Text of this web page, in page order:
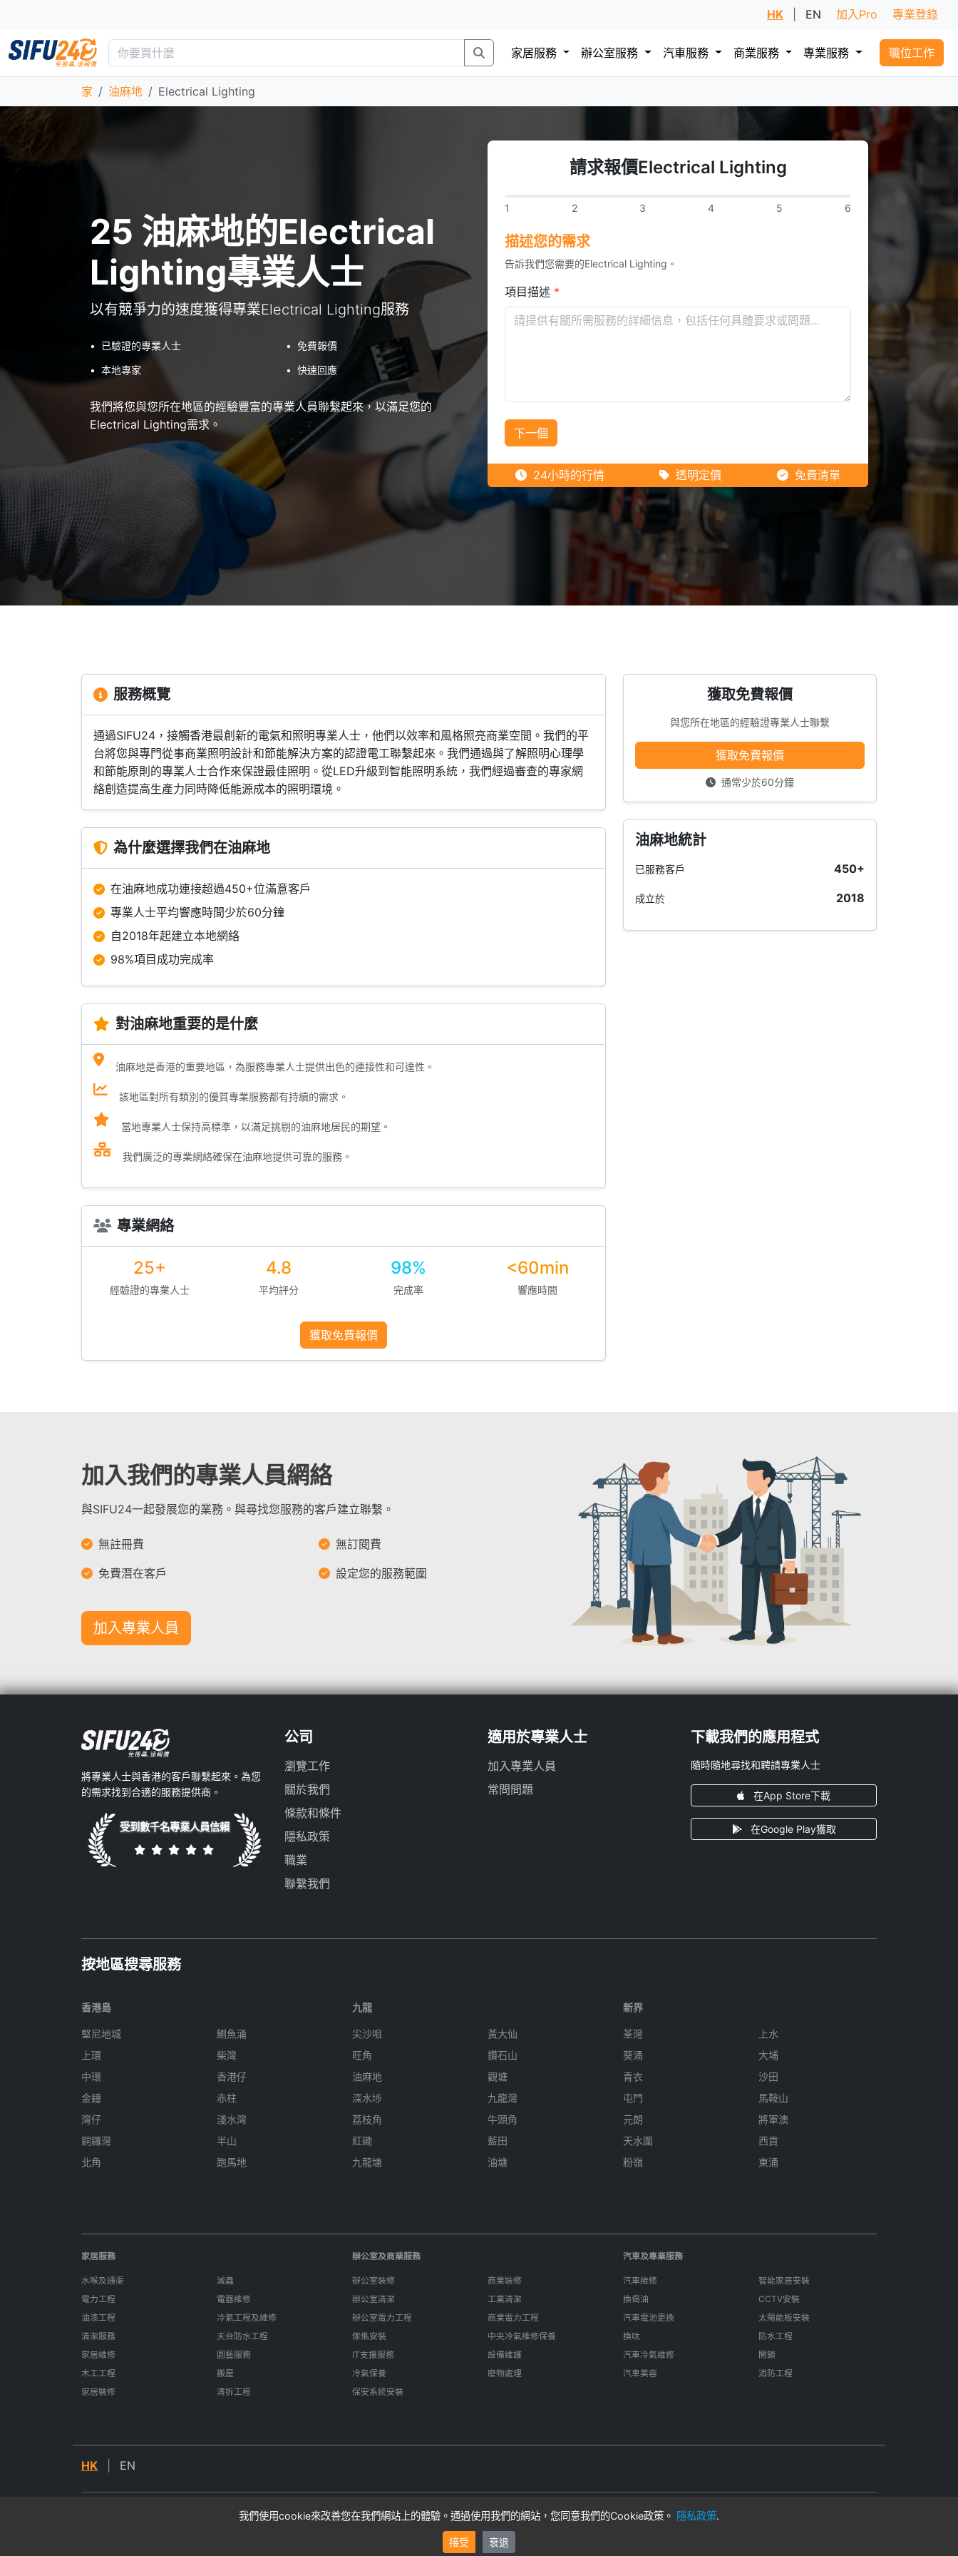
HK EN 加入Pro 專業登錄
家居服務 辦公室服務 汽車服務 商業服務 專業服務 職位工作
家 油麻地 Electrical Lighting
25 油麻地的Electrical
Lighting專業人士
以有競爭力的速度獲得專業Electrical Lighting服務
• 已驗證的專業人士 • 免費報價
• 本地專家 • 快速回應
我們將您與您所在地區的經驗豐富的專業人員聯繫起來，以滿足您的
Electrical Lighting需求。
請求報價Electrical Lighting
1 2 3 4 5 6
描述您的需求
告訴我們您需要的Electrical Lighting。
項目描述 *
下一個
24小時的行情 透明定價 免費清單
服務概覽
通過SIFU24，接觸香港最創新的電氣和照明專業人士，他們以效率和風格照亮商業空間。我們的平
台將您與專門從事商業照明設計和節能解決方案的認證電工聯繫起來。我們通過與了解照明心理學
和節能原則的專業人士合作來保證最佳照明。從LED升級到智能照明系統，我們經過審查的專家網
絡創造提高生產力同時降低能源成本的照明環境。
為什麼選擇我們在油麻地
在油麻地成功連接超過450+位滿意客戶
專業人士平均響應時間少於60分鐘
自2018年起建立本地網絡
98%項目成功完成率
對油麻地重要的是什麼
油麻地是香港的重要地區，為服務專業人士提供出色的連接性和可達性。
該地區對所有類別的優質專業服務都有持續的需求。
當地專業人士保持高標準，以滿足挑剔的油麻地居民的期望。
我們廣泛的專業網絡確保在油麻地提供可靠的服務。
專業網絡
25+
經驗證的專業人士
4.8
平均評分
98%
完成率
<60min
響應時間
獲取免費報價
獲取免費報價
與您所在地區的經驗證專業人士聯繫
獲取免費報價
通常少於60分鐘
油麻地統計
已服務客戶 450+
成立於 2018
加入我們的專業人員網絡
與SIFU24一起發展您的業務。與尋找您服務的客戶建立聯繫。
無註冊費 無訂閱費
免費潛在客戶 設定您的服務範圍
加入專業人員
將專業人士與香港的客戶聯繫起來。為您
的需求找到合適的服務提供商。
受到數千名專業人員信賴
公司
瀏覽工作
關於我們
條款和條件
隱私政策
職業
聯繫我們
適用於專業人士
加入專業人員
常問問題
下載我們的應用程式
隨時隨地尋找和聘請專業人士
在App Store下載
在Google Play獲取
按地區搜尋服務
香港島
堅尼地城
上環
中環
金鐘
灣仔
銅鑼灣
北角
鰂魚涌
柴灣
香港仔
赤柱
淺水灣
半山
跑馬地
九龍
尖沙咀
旺角
油麻地
深水埗
荔枝角
紅磡
九龍塘
黃大仙
鑽石山
觀塘
九龍灣
牛頭角
藍田
油塘
新界
荃灣
葵涌
青衣
屯門
元朗
天水圍
粉嶺
上水
大埔
沙田
馬鞍山
將軍澳
西貢
東涌
家居服務
水喉及通渠
電力工程
油漆工程
清潔服務
家居維修
木工工程
家居裝修
滅蟲
電器維修
冷氣工程及維修
天台防水工程
園藝服務
搬屋
清拆工程
辦公室及商業服務
辦公室裝修
辦公室清潔
辦公室電力工程
傢俬安裝
IT支援服務
冷氣保養
保安系統安裝
商業裝修
工業清潔
商業電力工程
中央冷氣維修保養
設備維護
廢物處理
汽車及專業服務
汽車維修
換偈油
汽車電池更換
換呔
汽車冷氣維修
汽車美容
智能家居安裝
CCTV安裝
太陽能板安裝
防水工程
開鎖
消防工程
HK EN
© 2026 SIFU24. All rights reserved.
* 所有價格均為估算，實際費用可能因項目複雜性而異。SIFU24不直接提供服務，而是連接客戶與獨立專業人士。
我們使用cookie來改善您在我們網站上的體驗。通過使用我們的網站，您同意我們的Cookie政策。 隱私政策.
接受 衰退